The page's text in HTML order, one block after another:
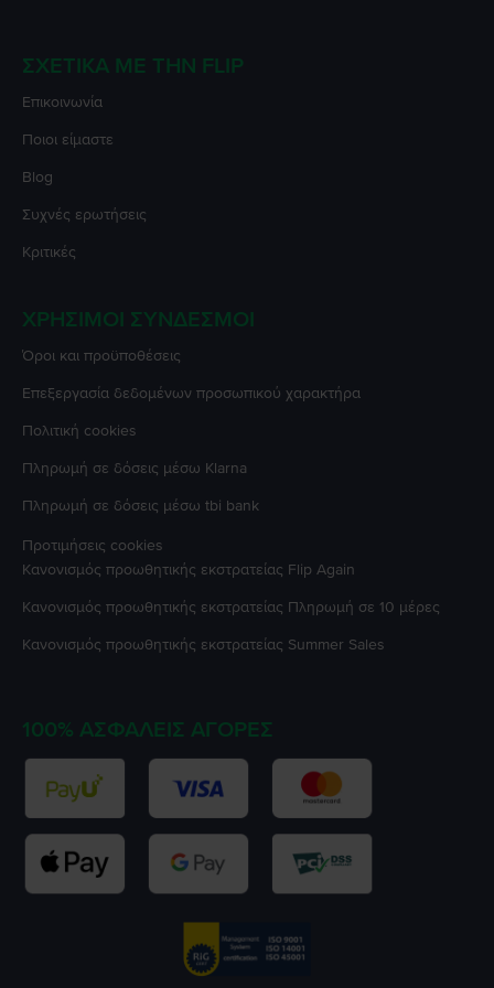
ΣΧΕΤΙΚΆ ΜΕ ΤΗΝ FLIP
Επικοινωνία
Ποιοι είμαστε
Blog
Συχνές ερωτήσεις
Κριτικές
ΧΡΉΣΙΜΟΙ ΣΎΝΔΕΣΜΟΙ
Όροι και προϋποθέσεις
Επεξεργασία δεδομένων προσωπικού χαρακτήρα
Πολιτική cookies
Πληρωμή σε δόσεις μέσω Klarna
Πληρωμή σε δόσεις μέσω tbi bank
Προτιμήσεις cookies
Κανονισμός προωθητικής εκστρατείας Flip Again
Κανονισμός προωθητικής εκστρατείας Πληρωμή σε 10 μέρες
Κανονισμός προωθητικής εκστρατείας Summer Sales
100% ΑΣΦΑΛΕΊΣ ΑΓΟΡΈΣ